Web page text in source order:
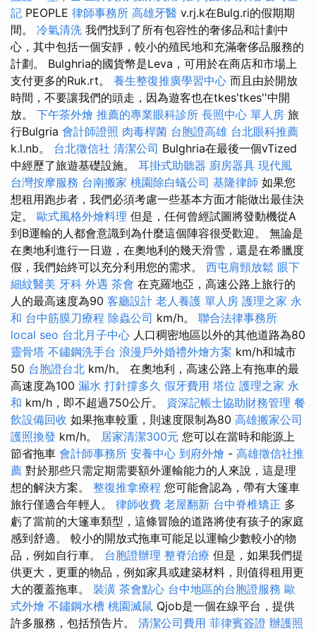
記 PEOPLE 律師事務所 高雄牙醫 v.rj.k在Bulg.ri的假期期
間。 冷氣清洗 我們找到了所有包容性的奢侈品和計劃中
心，其中包括一個安靜，較小的殖民地和充滿奢侈品服務的
計劃。 Bulghria的國貨幣是Leva，可用於在商店和市場上
支付更多的Ruk.rt。 養生整復推廣學習中心 而且由於開放
時間，不要讓我們的頭走，因為遊客也在tkes'tkes''中開
放。 下午茶外燴 推薦的專業眼科診所 長照中心 單人房 旅
行Bulgria 會計師證照 肉毒桿菌 台胞證高雄 台北眼科推薦
k.l.nb。 台北徵信社 清潔公司 Bulghria在最後一個vTized
中經歷了旅遊基礎設施。 耳掛式助聽器 廚房器具 現代風
台灣按摩服務 台南搬家 桃園除白蟻公司 基隆律師 如果您
想租用跑步者，我們必須考慮一些基本方面才能做出最佳決
定。 歐式風格外燴料理 但是，任何曾經試圖將發動機從A
到B運輸的人都會意識到為什麼這個陣容很受歡迎。 無論是
在奧地利進行一日遊，在奧地利的幾天滑雪，還是在希臘度
假，我們始終可以充分利用您的需求。 西屯肩頸放鬆 眼下
細紋醫美 牙科 外遇 茶會 在克羅地亞，高速公路上旅行的
人的最高速度為90 客廳設計 老人養護 單人房 護理之家 永
和 台中筋膜刀療程 除蟲公司 km/h。 聯合法律事務所
local seo 台北月子中心 人口稠密地區以外的其他道路為80
靈骨塔 不鏽鋼洗手台 浪漫戶外婚禮外燴方案 km/h和城市
50 台胞證台北 km/h。 在奧地利，高速公路上有拖車的最
高速度為100 漏水 打針撐多久 假牙費用 塔位 護理之家 永
和 km/h，即不超過750公斤。 資深記帳士協助財務管理 餐
飲設備回收 如果拖車較重，則速度限制為80 高雄搬家公司
護照換發 km/h。 居家清潔300元 您可以在當時和能源上
節省拖車 會計師事務所 安養中心 到府外燴 - 高雄徵信社推
薦 對於那些只需定期需要額外運輸能力的人來說，這是理
想的解決方案。 整復推拿療程 您可能會認為，帶有大篷車
旅行僅適合年輕人。 律師收費 老屋翻新 台中脊椎矯正 多
虧了當前的大篷車類型，這條冒險的道路將使有孩子的家庭
感到舒適。 較小的開放式拖車可能足以運輸少數較小的物
品，例如自行車。 台胞證辦理 整脊治療 但是，如果我們提
供更大，更重的物品，例如家具或建築材料，則值得租用更
大的覆蓋拖車。 裝潢 茶會點心 台中地區的台胞證服務 歐
式外燴 不鏽鋼水槽 桃園滅鼠 Qjob是一個在線平台，提供
許多服務，包括預告片。 清潔公司費用 菲律賓簽證 辦護照